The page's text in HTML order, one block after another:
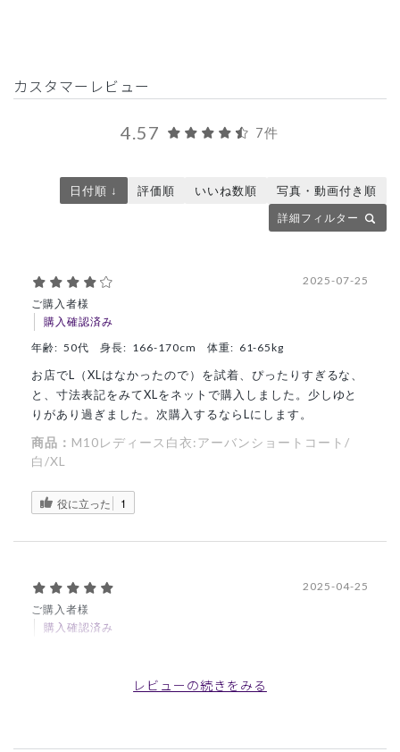
カスタマーレビュー
4.57 7件
詳細フィルター
日付順 ↓ 評価順 いいね数順 写真・動画付き順
ご購入者様
購入確認済み
2025-07-25
年齢: 50代 身長: 166-170cm 体重: 61-65kg
お店でL（XLはなかったので）を試着、ぴったりすぎるな、
と、寸法表記をみてXLをネットで購入しました。少しゆと
りがあり過ぎました。次購入するならLにします。
商品： M10レディース白衣:アーバンショートコート/
白/XL
役に立った 1
ご購入者様
購入確認済み
2025-04-25
シワがよりにくく、スタイルもそれなりにきまってよかっ
白/L
レビューの続きをみる